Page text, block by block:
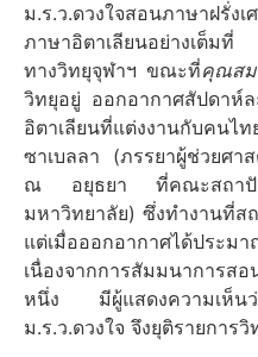
ม.ร.ว.ดวงใจสอนภาษาฝ
ภาษาอิตาเลียนอย่างเต็มที่
ทางวิทยุจุฬาฯ ขณะที่คุณส
วิทยุอยู่ ออกอากาศสัปดาห์ล
อิตาเลียนที่แต่งงานกับคน
ซาเบลลา (ภรรยาผู้ช่วยศ
ณ อยุธยา ที่คณะสถาปั
มหาวิทยาลัย) ซึ่งทำงานที่ส
แต่เมื่อออกอากาศได้ประ
เนื่องจากการสัมมนาการส
หนึ่ง มีผู้แสดงความเห็นว่
ม.ร.ว.ดวงใจ จึงยุติรายการวิ